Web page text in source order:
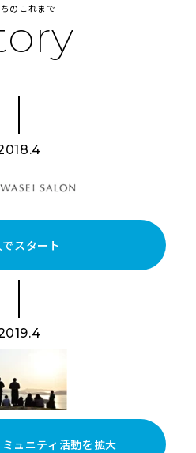
のこれまで
スタート
ュニティ活動を拡大